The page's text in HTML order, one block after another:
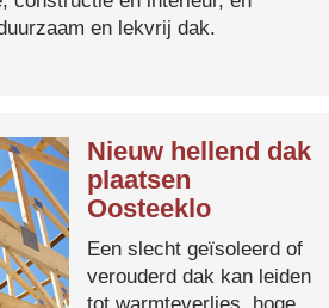
en lekvrij dak.
Nieuw hellend dak
plaatsen
Oosteeklo
Een slecht geïsoleerd of
verouderd dak kan leiden
tot warmteverlies, hoge